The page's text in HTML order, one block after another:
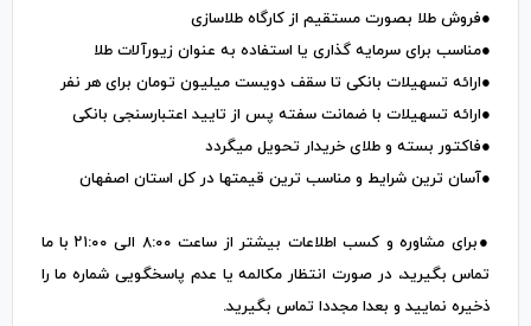
●فروش طلا بصورت مستقیم از کارگاه طلاسازی
●مناسب برای سرمایه گذاری یا استفاده به عنوان زیورآلات طلا
●ارائه تسهیلات بانکی تا سقف دویست میلیون تومان برای هر نفر
●ارائه تسهیلات با ضمانت سفته پس از تایید اعتبارسنجی بانکی
●فاکتور بسته و طلای خریدار تحویل میگردد
●آسان ترین شرایط و مناسب ترین قیمتها در کل استان اصفهان
●برای مشاوره و کسب اطلاعات بیشتر از ساعت ۸:۰۰ الی ۲۱:۰۰ با ما
تماس بگیرید، در صورت انتظار مکالمه یا عدم پاسخگویی شماره ما را
ذخیره نمایید و بعدا مجددا تماس بگیرید.